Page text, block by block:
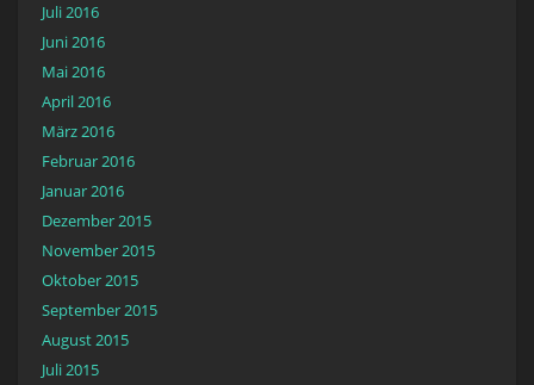
Juli 2016
Juni 2016
Mai 2016
April 2016
März 2016
Februar 2016
Januar 2016
Dezember 2015
November 2015
Oktober 2015
September 2015
August 2015
Juli 2015